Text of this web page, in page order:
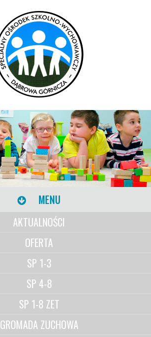
MENU
AKTUALNOŚCI
OFERTA
SP 1-3
SP 4-8
SP 1-8 ZET
GROMADA ZUCHOWA